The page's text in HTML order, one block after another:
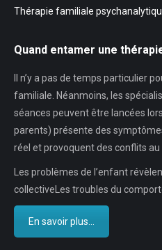
Thérapie familiale
Quand entamer une
Il n’y a pas de temps particulier
familiale. Néanmoins, les
séances peuvent être lancées
parents) présente des
réel et provoquent des conflits au
Les problèmes de l’enfant
collectiveLes troubles du
En savoir plus...